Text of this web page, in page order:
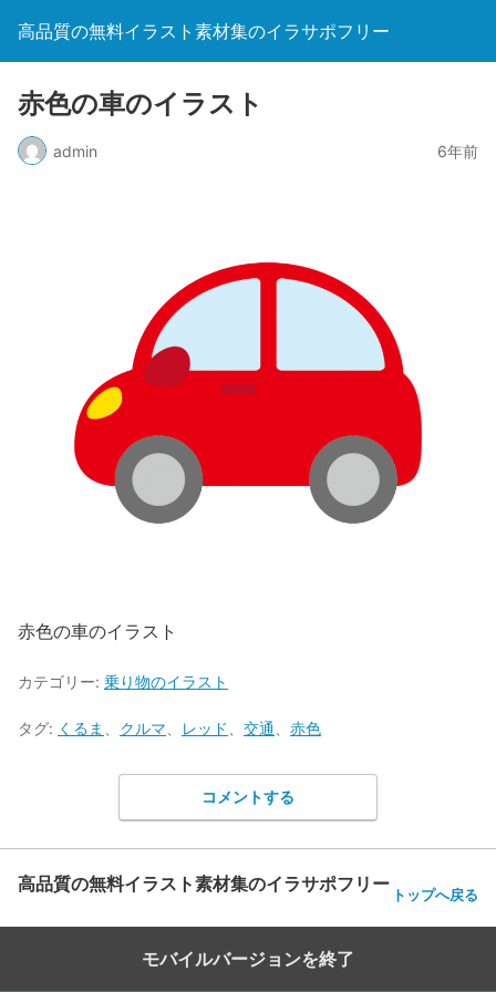
高品質の無料イラスト素材集のイラサポフリー
赤色の車のイラスト
admin 6年前
赤色の車のイラスト
カテゴリー: 乗り物のイラスト
タグ: くるま クルマ レッド 交通 赤色
コメントする
高品質の無料イラスト素材集のイラサポフリー トップへ戻る
モバイルバージョンを終了